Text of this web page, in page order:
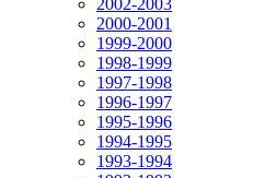
2002-2003
2000-2001
1999-2000
1998-1999
1997-1998
1996-1997
1995-1996
1994-1995
1993-1994